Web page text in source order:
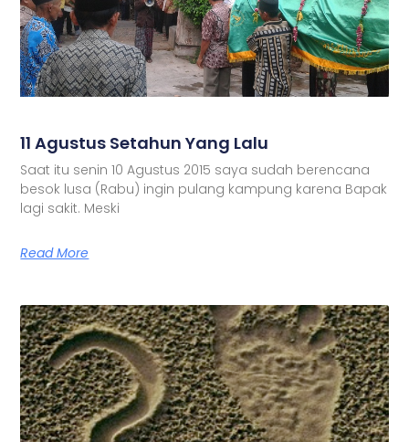
11 Agustus Setahun Yang Lalu
Saat itu senin 10 Agustus 2015 saya sudah berencana
besok lusa (Rabu) ingin pulang kampung karena Bapak
lagi sakit. Meski
Read More